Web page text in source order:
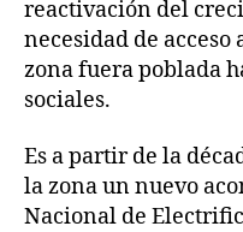
reactivación del
necesidad de
zona fuera poblada
sociales.
Es a partir de la
la zona un nuevo
Nacional de